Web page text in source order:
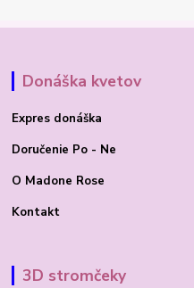
Donáška kvetov
Expres donáška
Doručenie Po - Ne
O Madone Rose
Kontakt
3D stromčeky